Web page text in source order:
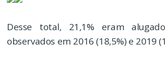
Desse total, 21,1% eram
observados em 2016 (18,5%) e 2019